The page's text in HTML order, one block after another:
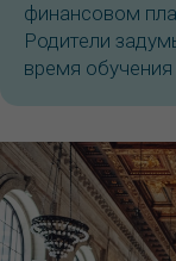
финансовом
Родители
время